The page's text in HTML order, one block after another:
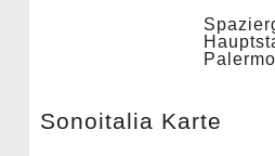
Sonoitalia Karte